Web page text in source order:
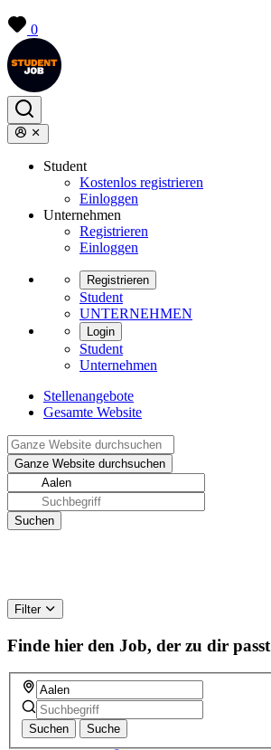
0
Student
Kostenlos registrieren
Einloggen
Unternehmen
Registrieren
Einloggen
Registrieren
Student
UNTERNEHMEN
Login
Student
Unternehmen
Stellenangebote
Gesamte Website
Filter
Finde hier den Job, der zu dir passt
Suchen Suche